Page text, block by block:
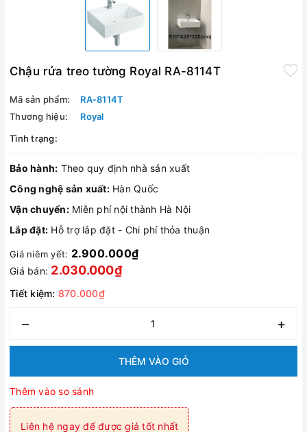
Chậu rửa treo tường Royal RA-8114T
Mã sản phẩm:
RA-8114T
Thương hiệu:
Royal
Tình trạng:
Bảo hành: Theo quy định nhà sản xuất
Công nghệ sản xuất:Hàn Quốc
Vận chuyển:Miễn phí nội thành Hà Nội
Lắp đặt: Hỗ trợ lắp đặt - Chi phí thỏa thuận
Giá niêm yết: 2.900.000₫
Giá bán: 2.030.000₫
Tiết kiệm: 870.000₫
– +
THÊM VÀO GIỎ
Thêm vào so sánh
Liên hệ ngay để được giá tốt nhất